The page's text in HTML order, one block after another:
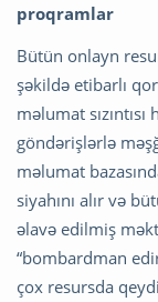
proqramlar
Bütün onlayn
şəkildə etibarlı
məlumat
göndərişlərlə
məlumat
siyahını alır və
əlavə edilmiş
“bombardman
çox resursda